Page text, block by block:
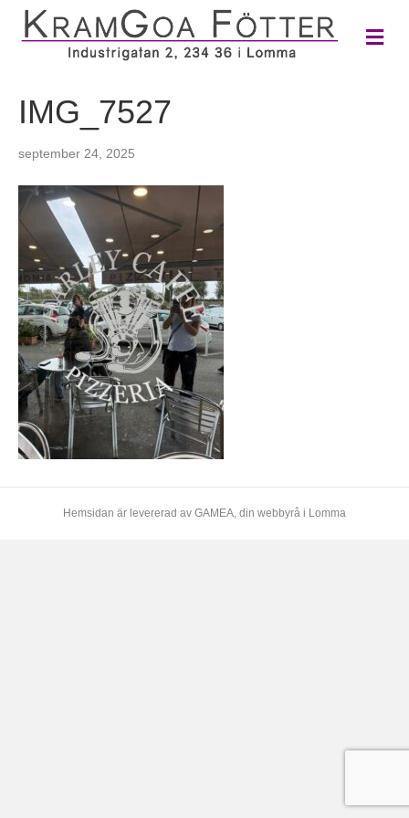
M
e
IMG_7527
september 24, 2025
Hemsidan är levererad av GAMEA, din webbyrå i Lomma